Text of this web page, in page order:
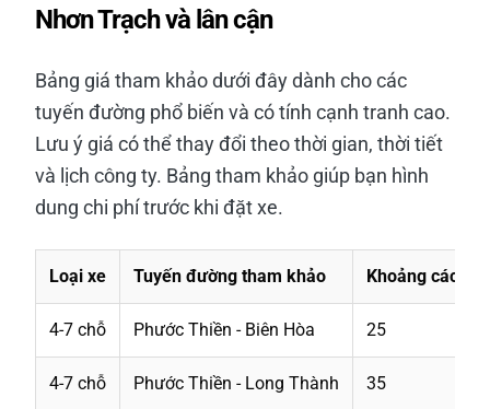
Nhơn Trạch và lân cận
Bảng giá tham khảo dưới đây dành cho các
tuyến đường phổ biến và có tính cạnh tranh cao.
Lưu ý giá có thể thay đổi theo thời gian, thời tiết
và lịch công ty. Bảng tham khảo giúp bạn hình
dung chi phí trước khi đặt xe.
Loại xe Tuyến đường tham khảo Khoảng cách
4-7 chỗ Phước Thiền - Biên Hòa 25
4-7 chỗ Phước Thiền - Long Thành 35